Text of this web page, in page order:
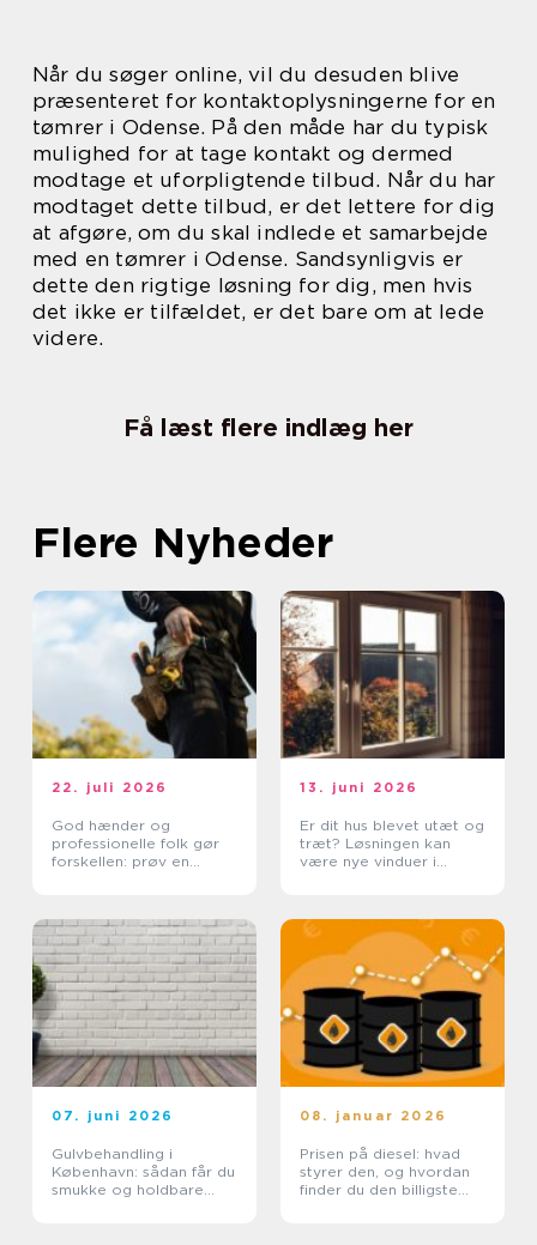
Når du søger online, vil du desuden blive
præsenteret for kontaktoplysningerne for en
tømrer i Odense. På den måde har du typisk
mulighed for at tage kontakt og dermed
modtage et uforpligtende tilbud. Når du har
modtaget dette tilbud, er det lettere for dig
at afgøre, om du skal indlede et samarbejde
med en tømrer i Odense. Sandsynligvis er
dette den rigtige løsning for dig, men hvis
det ikke er tilfældet, er det bare om at lede
videre.
Få læst flere indlæg her
Flere Nyheder
22. juli 2026
God hænder og
professionelle folk gør
forskellen: prøv en
13. juni 2026
Er dit hus blevet utæt og
træt? Løsningen kan
være nye vinduer i
07. juni 2026
Gulvbehandling i
København: sådan får du
smukke og holdbare
08. januar 2026
Prisen på diesel: hvad
styrer den, og hvordan
finder du den billigste